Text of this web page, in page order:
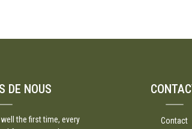
DE NOUS
the first time, every
Contact